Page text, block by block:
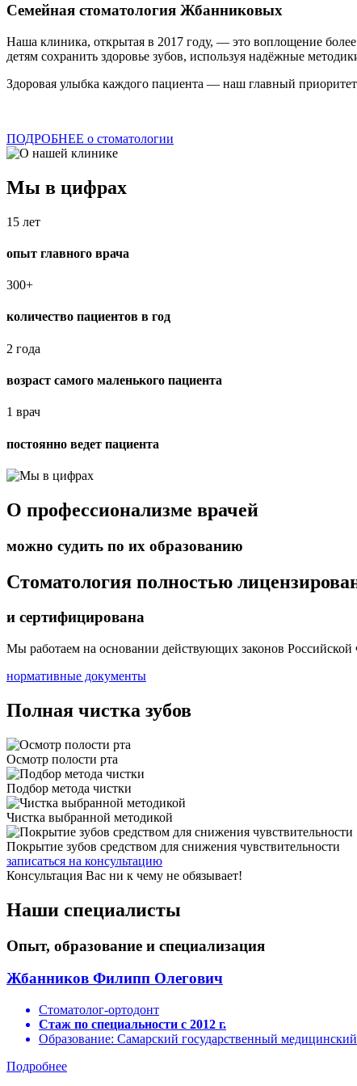
Семейная стоматология Жбанниковых
Наша клиника, открытая в 2017 году, — это воплощение
детям сохранить здоровье зубов, используя надёжные
Здоровая улыбка каждого пациента — наш главный
ПОДРОБНЕЕ о стоматологии
Мы в цифрах
15 лет
опыт главного врача
300+
количество пациентов в год
2 года
возраст самого маленького пациента
1 врач
постоянно ведет пациента
О профессионализме врачей
можно судить по их образованию
Стоматология полностью
и сертифицирована
Мы работаем на основании действующих законов
нормативные документы
Полная чистка зубов
Осмотр полости рта
Подбор метода чистки
Чистка выбранной методикой
Покрытие зубов средством для снижения чувствительности
записаться на консультацию
Консультация Вас ни к чему не обязывает!
Наши специалисты
Опыт, образование и специализация
Жбанников Филипп Олегович
Стоматолог-ортодонт
Стаж по специальности c 2012 г.
Образование: Самарский государственный
Подробнее